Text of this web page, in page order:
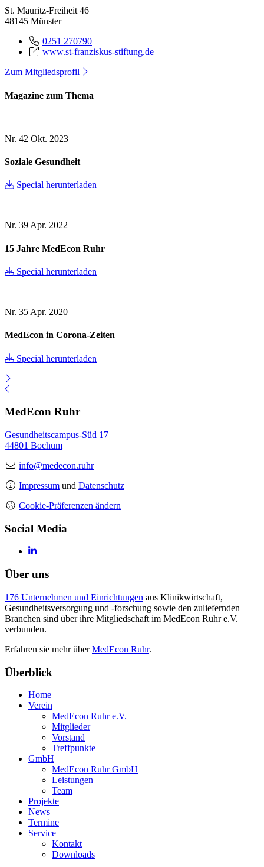
St. Mauritz-Freiheit 46
48145 Münster
0251 270790
www.st-franziskus-stiftung.de
Zum Mitgliedsprofil
Magazine zum Thema
Nr. 42 Okt. 2023
Soziale Gesundheit
Special herunterladen
Nr. 39Apr. 2022
15 Jahre MedEcon Ruhr
Special herunterladen
Nr. 35 Apr. 2020
MedEcon in Corona-Zeiten
Special herunterladen
MedEcon Ruhr
Gesundheitscampus-Süd 17
44801 Bochum
info@medecon.ruhr
Impressum und Datenschutz
Cookie-Präferenzen ändern
Social Media
Über uns
176 Unternehmen und Einrichtungen aus Klinikwirtschaft,
Gesundheitsversorgung und -forschung sowie den zuliefernden
Branchen sind über ihre Mitgliedschaft im MedEcon Ruhr e.V.
verbunden.
Erfahren sie mehr überMedEcon Ruhr.
Überblick
Home
Verein
MedEcon Ruhr e.V.
Mitglieder
Vorstand
Treffpunkte
GmbH
MedEcon Ruhr GmbH
Leistungen
Team
Projekte
News
Termine
Service
Kontakt
Downloads